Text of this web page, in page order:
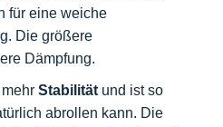
für eine weiche
Die größere
Dämpfung.
Stabilität und ist so
abrollen kann. Die